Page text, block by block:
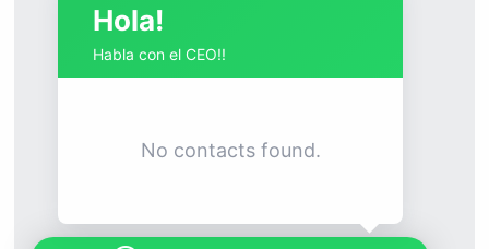
Hola!
Habla con el CEO!!
No contacts found.